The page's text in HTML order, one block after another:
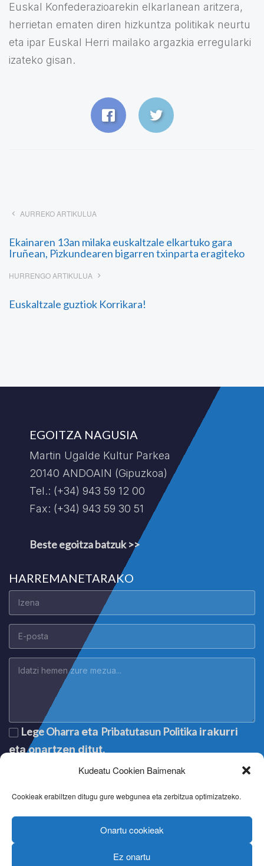
Kudeatu Cookien Baimenak
Cookieak erabiltzen ditugu gure webgunea eta zerbitzua optimizatzeko.
Onartu cookieak
Ez onartu
Euskal Konfederazioarekin elkarlanean aritzera,
herrietan ematen diren hizkuntza politikak neurtu
eta ipar Euskal Herri mailako argazkia erregularki
izateko gisan.
AURREKO ARTIKULUA
Ekainaren 13an milaka euskaltzale elkartuko gara
Iruñean, Pizkundearen bigarren txinparta eragiteko
HURRENGO ARTIKULUA
Euskaltzale guztiok Korrikara!
EGOITZA NAGUSIA
Martin Ugalde Kultur Parkea
20140 ANDOAIN (Gipuzkoa)
Tel.: (+34) 943 59 12 00
Fax: (+34) 943 59 30 51
Beste egoitza batzuk >>
HARREMANETARAKO
Lege Oharra eta Pribatutasun Politika irakurri
eta onartzen ditut.